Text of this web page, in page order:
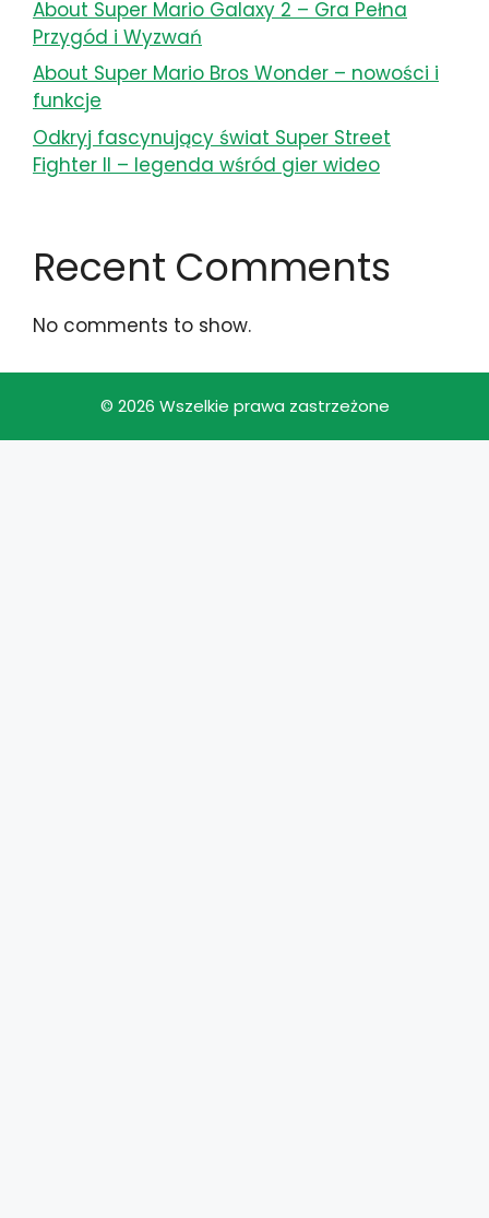
About Super Mario Galaxy 2 – Gra Pełna
Przygód i Wyzwań
About Super Mario Bros Wonder – nowości i
funkcje
Odkryj fascynujący świat Super Street
Fighter II – legenda wśród gier wideo
Recent Comments
No comments to show.
© 2026 Wszelkie prawa zastrzeżone